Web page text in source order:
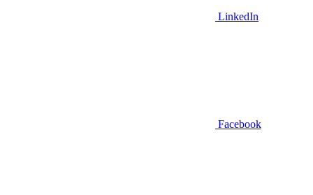
LinkedIn
Facebook